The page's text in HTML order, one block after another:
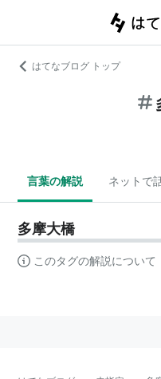
はてなブログ トップ
言葉の解説 ネットで
多摩大橋
このタグの解説について